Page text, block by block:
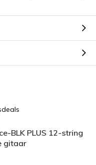
BLK PLUS 12-string
gitaar